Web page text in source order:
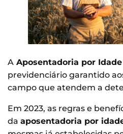
A Aposentadoria por Idade
previdenciário garantido
campo que atendem a
Em 2023, as regras e
da aposentadoria por